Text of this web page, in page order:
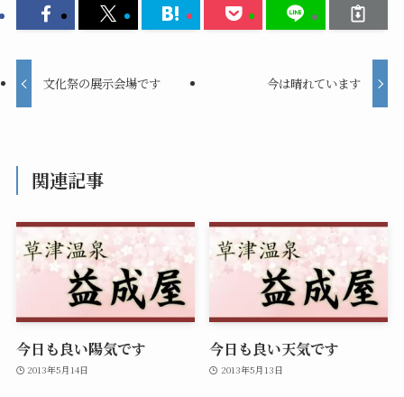
文化祭の展示会場です 今は晴れています
関連記事
今日も良い陽気です
2013年5月14日
今日も良い天気です
2013年5月13日